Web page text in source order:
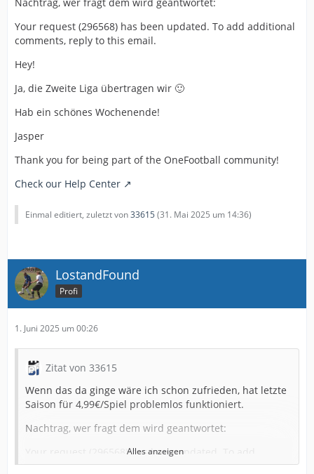
Your request (296568) has been updated. To add additional
comments, reply to this email.
Hey!
Ja, die Zweite Liga übertragen wir 🙂
Hab ein schönes Wochenende!
Jasper
Thank you for being part of the OneFootball community!
Check our Help Center
Einmal editiert, zuletzt von33615 (31. Mai 2025 um 14:36)
LostandFound
Profi
1. Juni 2025 um 00:26
Zitat von 33615
Wenn das da ginge wäre ich schon zufrieden, hat letzte
Saison für 4,99€/Spiel problemlos funktioniert.
Nachtrag, wer fragt dem wird geantwortet:
Your request (296568) has been updated. To add
additional comments, reply to this email.
Alles anzeigen